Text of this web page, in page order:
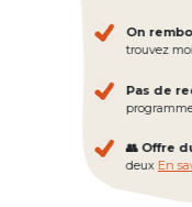
On
trouvez
Pas de
👥 Offre
deux En